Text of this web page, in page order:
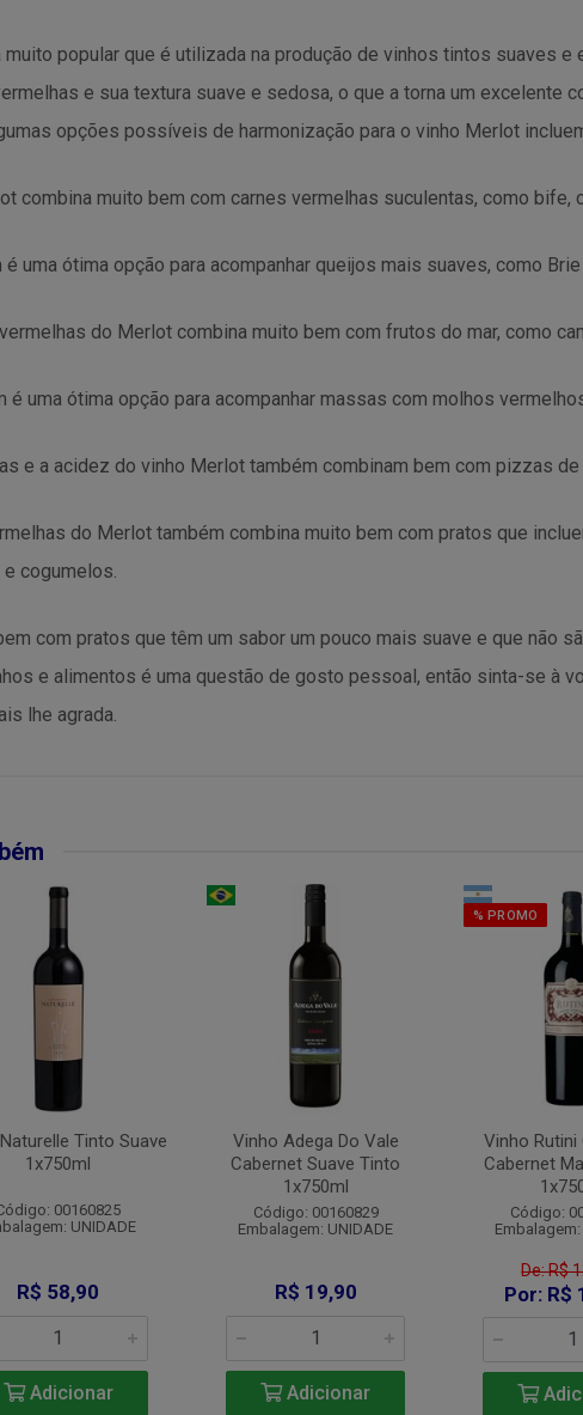
popular que é utilizada na produção de vinhos tintos suaves e
e sua textura suave e sedosa, o que a torna um excelente
opções possíveis de harmonização para o vinho Merlot
combina muito bem com carnes vermelhas suculentas, como bife,
uma ótima opção para acompanhar queijos mais suaves, como
do Merlot combina muito bem com frutos do mar, como
uma ótima opção para acompanhar massas com molhos
e a acidez do vinho Merlot também combinam bem com pizzas
do Merlot também combina muito bem com pratos que
cogumelos.
com pratos que têm um sabor um pouco mais suave e que não
e alimentos é uma questão de gosto pessoal, então sinta-se à
lhe agrada.
Tinto Suave
1x750ml
00160825
UNIDADE
R$ 58,90
Adicionar
Vinho Adega Do Vale
Cabernet Suave Tinto
1x750ml
Código: 00160829
Embalagem: UNIDADE
R$ 19,90
Adicionar
% PROMO
Vinho
Cabernet
Código:
De: R$
Por: R$